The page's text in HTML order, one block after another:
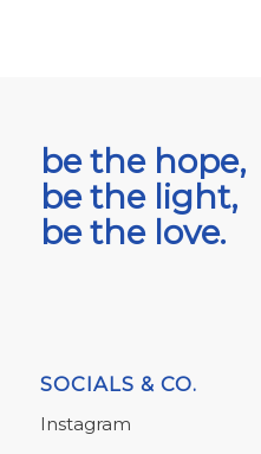
be the hope,
be the light,
be the love.
SOCIALS & CO.
Instagram